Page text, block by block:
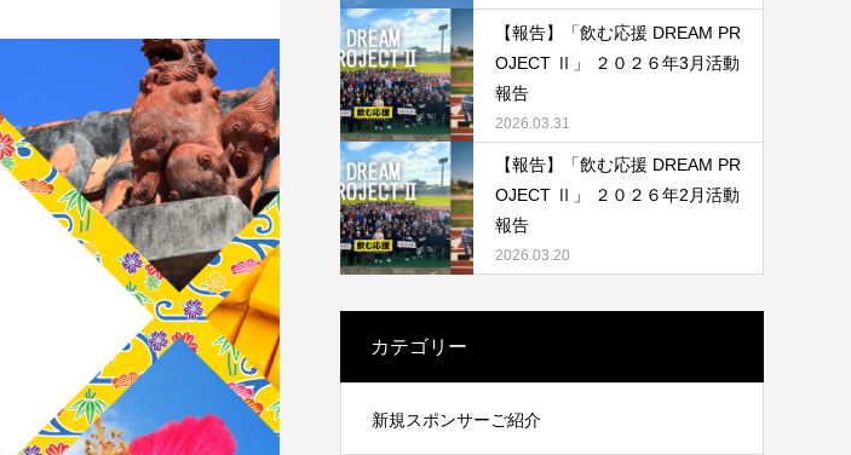
【報告】「飲む応援 DREAM PR
OJECT Ⅱ」 ２０２６年3月活動
報告
2026.03.31
【報告】「飲む応援 DREAM PR
OJECT Ⅱ」 ２０２６年2月活動
報告
2026.03.20
カテゴリー
新規スポンサーご紹介